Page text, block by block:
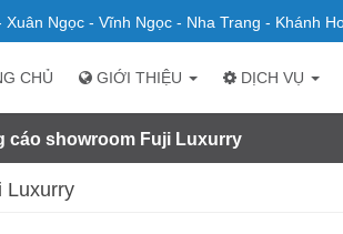
Ngọc - Vĩnh Ngọc - Nha Trang - Khánh
CHỦ GIỚI THIỆU DỊCH VỤ
cáo showroom Fuji Luxurry
Luxurry